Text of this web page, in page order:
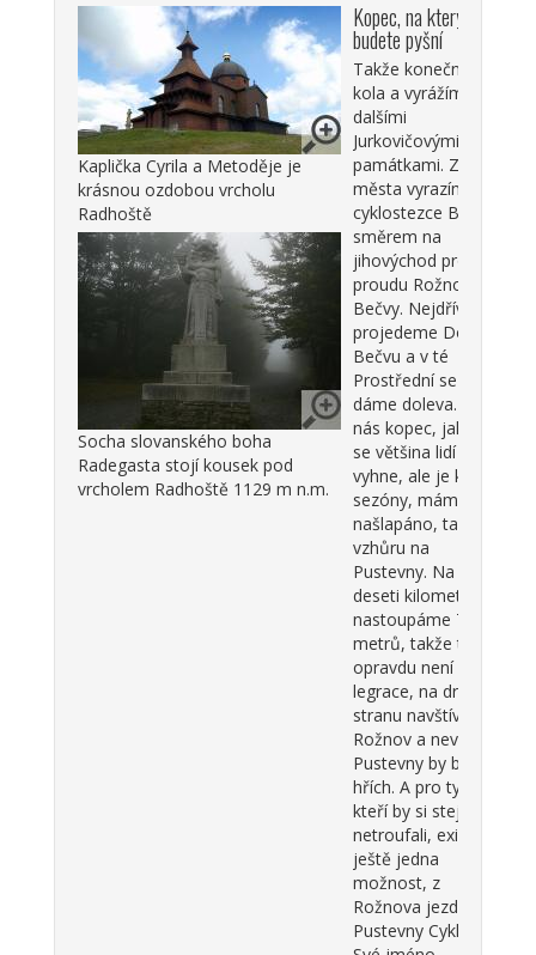
Kaplička Cyrila a Metoděje je
krásnou ozdobou vrcholu
Radhoště
Socha slovanského boha
Radegasta stojí kousek pod
vrcholem Radhoště 1129 m n.m.
Kopec, na který
budete pyšní
Takže konečně na
kola a vyrážíme za
dalšími
Jurkovičovými
památkami. Z
města vyrazíme po
cyklostezce Bečva
směrem na
jihovýchod proti
proudu Rožnovské
Bečvy. Nejdříve
projedeme Dolní
Bečvu a v té
Prostřední se
dáme doleva. Čeká
nás kopec, jakým
se většina lidí raději
vyhne, ale je konec
sezóny, máme
našlapáno, takže
vzhůru na
Pustevny. Na
deseti kilometrech
nastoupáme 700
metrů, takže to
opravdu není úplná
legrace, na druhou
stranu navštívit
Rožnov a nevidět
Pustevny by byl
hřích. A pro ty,
kteří by si stejně
netroufali, existuje
ještě jedna
možnost, z
Rožnova jezdí na
Pustevny Cyklobus.